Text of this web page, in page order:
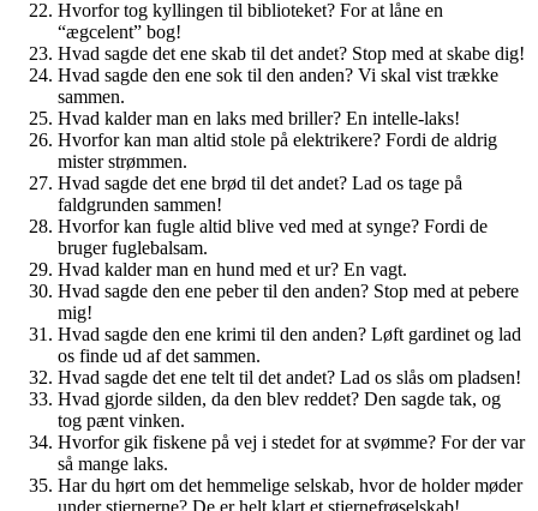
Hvorfor tog kyllingen til biblioteket? For at låne en
“ægcelent” bog!
Hvad sagde det ene skab til det andet? Stop med at skabe dig!
Hvad sagde den ene sok til den anden? Vi skal vist trække
sammen.
Hvad kalder man en laks med briller? En intelle-laks!
Hvorfor kan man altid stole på elektrikere? Fordi de aldrig
mister strømmen.
Hvad sagde det ene brød til det andet? Lad os tage på
faldgrunden sammen!
Hvorfor kan fugle altid blive ved med at synge? Fordi de
bruger fuglebalsam.
Hvad kalder man en hund med et ur? En vagt.
Hvad sagde den ene peber til den anden? Stop med at pebere
mig!
Hvad sagde den ene krimi til den anden? Løft gardinet og lad
os finde ud af det sammen.
Hvad sagde det ene telt til det andet? Lad os slås om pladsen!
Hvad gjorde silden, da den blev reddet? Den sagde tak, og
tog pænt vinken.
Hvorfor gik fiskene på vej i stedet for at svømme? For der var
så mange laks.
Har du hørt om det hemmelige selskab, hvor de holder møder
under stjernerne? De er helt klart et stjernefrøselskab!